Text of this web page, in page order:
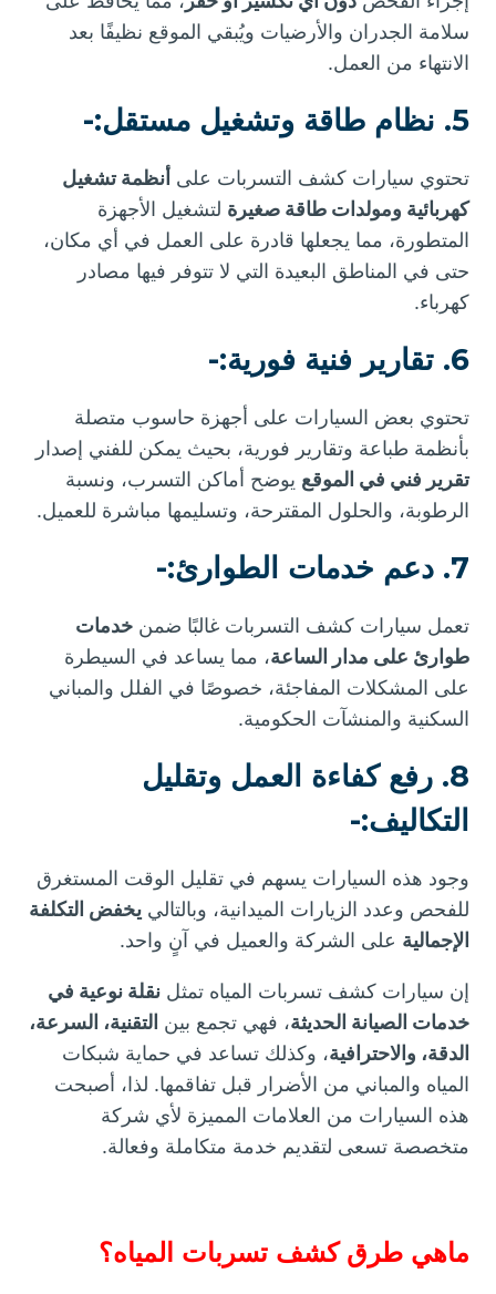
سلامة الجدران والأرضيات ويُبقي الموقع نظيفًا بعد
الانتهاء من العمل.
5. نظام طاقة وتشغيل مستقل:-
تحتوي سيارات كشف التسربات على أنظمة تشغيل
كهربائية ومولدات طاقة صغيرة لتشغيل الأجهزة
المتطورة، مما يجعلها قادرة على العمل في أي مكان،
حتى في المناطق البعيدة التي لا تتوفر فيها مصادر
كهرباء.
6. تقارير فنية فورية:-
تحتوي بعض السيارات على أجهزة حاسوب متصلة
بأنظمة طباعة وتقارير فورية، بحيث يمكن للفني إصدار
تقرير فني في الموقع يوضح أماكن التسرب، ونسبة
الرطوبة، والحلول المقترحة، وتسليمها مباشرة للعميل.
7. دعم خدمات الطوارئ:-
تعمل سيارات كشف التسربات غالبًا ضمن خدمات
طوارئ على مدار الساعة، مما يساعد في السيطرة
على المشكلات المفاجئة، خصوصًا في الفلل والمباني
السكنية والمنشآت الحكومية.
8. رفع كفاءة العمل وتقليل
التكاليف:-
وجود هذه السيارات يسهم في تقليل الوقت المستغرق
للفحص وعدد الزيارات الميدانية، وبالتالي يخفض التكلفة
الإجمالية على الشركة والعميل في آنٍ واحد.
إن سيارات كشف تسربات المياه تمثل نقلة نوعية في
خدمات الصيانة الحديثة، فهي تجمع بين التقنية، السرعة،
الدقة، والاحترافية، وكذلك تساعد في حماية شبكات
المياه والمباني من الأضرار قبل تفاقمها. لذا، أصبحت
هذه السيارات من العلامات المميزة لأي شركة
متخصصة تسعى لتقديم خدمة متكاملة وفعالة.
ماهي طرق كشف تسربات المياه؟